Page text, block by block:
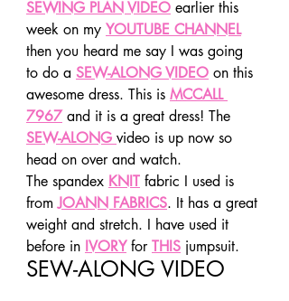
SEWING PLAN VIDEO earlier this
week on my YOUTUBE CHANNEL
then you heard me say I was going
to do a SEW-ALONG VIDEO on this
awesome dress. This is MCCALL
7967 and it is a great dress! The
SEW-ALONG video is up now so
head on over and watch.
The spandex KNIT fabric I used is
from JOANN FABRICS. It has a great
weight and stretch. I have used it
before in IVORY for THIS jumpsuit.
SEW-ALONG VIDEO